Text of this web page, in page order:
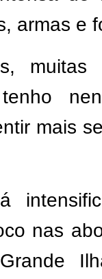
armas e
mais
nas